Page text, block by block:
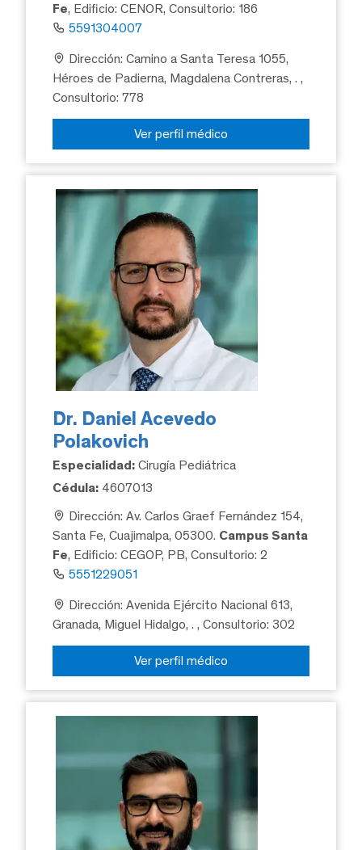
Fe, Edificio: CENOR, Consultorio: 186
5591304007
Dirección: Camino a Santa Teresa 1055,
Héroes de Padierna, Magdalena Contreras, .,
Consultorio: 778
Ver perfil médico
Dr. Daniel Acevedo
Polakovich
Especialidad: Cirugía Pediátrica
Cédula: 4607013
Dirección: Av. Carlos Graef Fernández 154,
Santa Fe, Cuajimalpa, 05300. Campus Santa
Fe, Edificio: CEGOP, PB, Consultorio: 2
5551229051
Dirección: Avenida Ejército Nacional 613,
Granada, Miguel Hidalgo, ., Consultorio: 302
Ver perfil médico